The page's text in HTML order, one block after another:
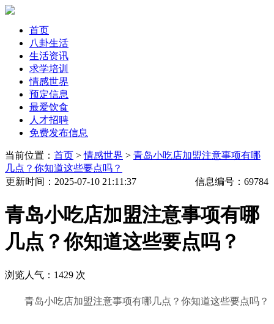
首页
八卦生活
生活资讯
求学培训
情感世界
预定信息
最爱饮食
人才招聘
免费发布信息
当前位置： 首页 >情感世界 > 青岛小吃店加盟注意事项有哪
几点？你知道这些要点吗？
更新时间 ：2025-07-10 21:11:37 信息编号： 69784
青岛小吃店加盟注意事项有哪
几点？你知道这些要点吗？
浏览人气： 1429 次
青岛小吃店加盟注意事项有哪几点？你知道这些要点吗？